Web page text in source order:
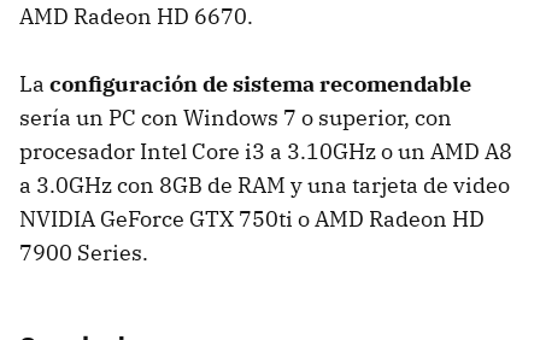
AMD Radeon HD 6670.
La configuración de sistema recomendable
sería un PC con Windows 7 o superior, con
procesador Intel Core i3 a 3.10GHz o un AMD A8
a 3.0GHz con 8GB de RAM y una tarjeta de video
NVIDIA GeForce GTX 750ti o AMD Radeon HD
7900 Series.